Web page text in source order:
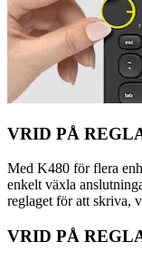
VRID PÅ
Med K480 för flera
enkelt växla
reglaget för att skriva,
VRID PÅ